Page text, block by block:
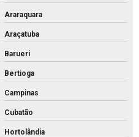
Araraquara
Araçatuba
Barueri
Bertioga
Campinas
Cubatão
Hortolândia